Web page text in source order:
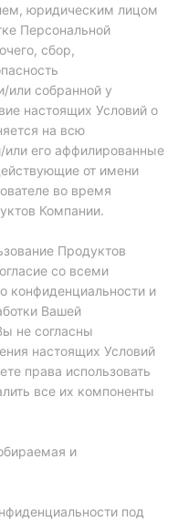
юридическим лицом
Персональной
сбор,
или собранной у
настоящих Условий о
на всю
его аффилированные
от имени
во время
Компании.
Продуктов
со всеми
конфиденциальности и
Вашей
не согласны
настоящих Условий
права использовать
все их компоненты
и
под